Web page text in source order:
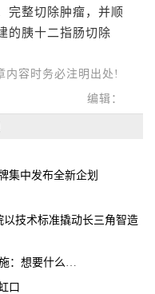
完整切除肿瘤，并顺
的胰十二指肠切除
内容时务必注明出处!
编辑：
集中发布全新企划
以技术标准撬动长三角智造
探访国家蛋白质科学研究（上海）设施：想要什么蛋白 AI直接设计合成
口